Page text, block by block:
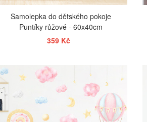
Samolepka do dětského pokoje
Puntíky růžové - 60x40cm
359 Kč
ZOBRAZIT